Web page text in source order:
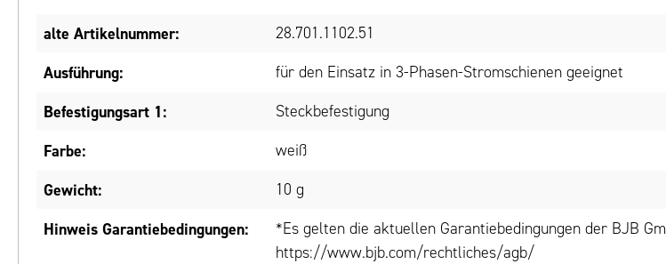
alte Artikelnummer: 28.701.1102.51
Ausführung: für den Einsatz in 3-Phasen-Stromschienen geeignet
Befestigungsart 1: Steckbefestigung
Farbe: weiß
Gewicht: 10 g
Hinweis Garantiebedingungen:
*Es gelten die aktuellen Garantiebedingungen der BJB
https://www.bjb.com/rechtliches/agb/